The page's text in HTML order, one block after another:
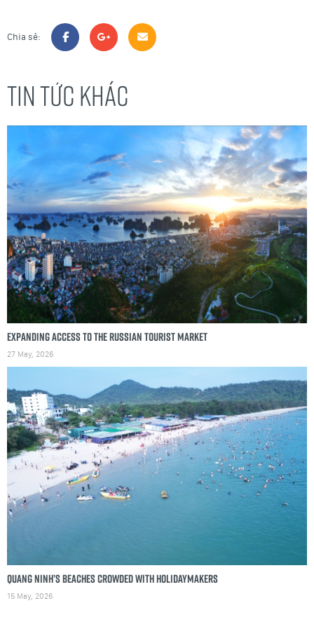
Chia sẻ:
TIN TỨC KHÁC
Expanding access to the Russian tourist market
27 May, 2026
Quang Ninh’s beaches crowded with holidaymakers
15 May, 2026